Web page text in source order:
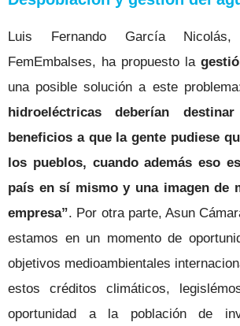
Luis Fernando García
FemEmbalses, ha propuesto la
una posible solución a este
hidroeléctricas deberían
beneficios a que la gente pudiese
los pueblos, cuando además eso
país en sí mismo y una imagen de
empresa”. Por otra parte, Asun
estamos en un momento de
objetivos medioambientales
estos créditos climáticos,
oportunidad a la población de